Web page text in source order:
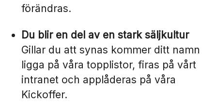
förändras.
Du blir en del av en stark säljkultur
Gillar du att synas kommer ditt namn
ligga på våra topplistor, firas på vårt
intranet och applåderas på våra
Kickoffer.